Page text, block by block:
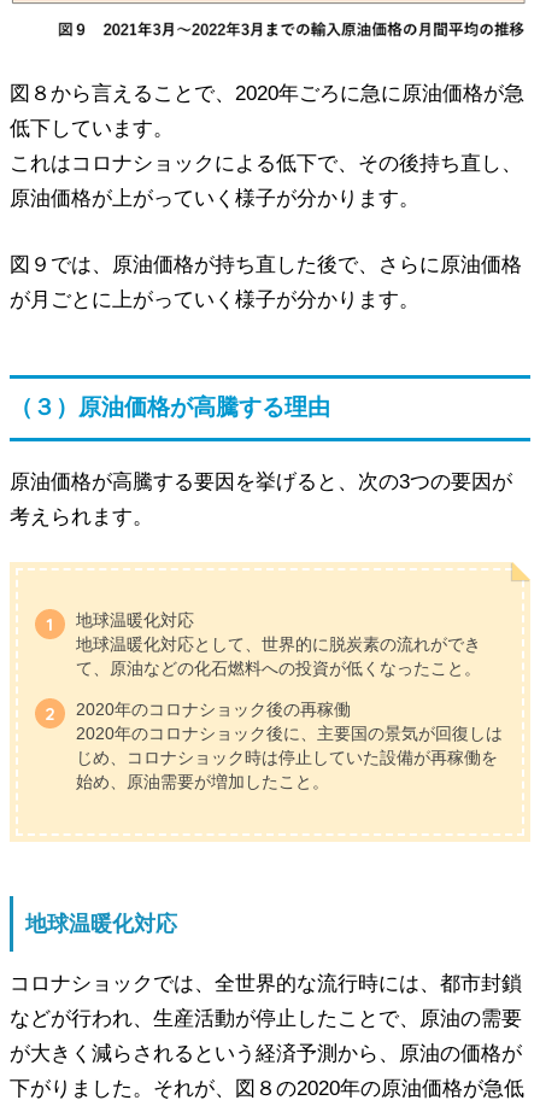
図８から言えることで、2020年ごろに急に原油価格が急
低下しています。
これはコロナショックによる低下で、その後持ち直し、
原油価格が上がっていく様子が分かります。
図９では、原油価格が持ち直した後で、さらに原油価格
が月ごとに上がっていく様子が分かります。
（３）原油価格が高騰する理由
原油価格が高騰する要因を挙げると、次の3つの要因が
考えられます。
地球温暖化対応
地球温暖化対応として、世界的に脱炭素の流れができ
て、原油などの化石燃料への投資が低くなったこと。
2020年のコロナショック後の再稼働
2020年のコロナショック後に、主要国の景気が回復しは
じめ、コロナショック時は停止していた設備が再稼働を
始め、原油需要が増加したこと。
地球温暖化対応
コロナショックでは、全世界的な流行時には、都市封鎖
などが行われ、生産活動が停止したことで、原油の需要
が大きく減らされるという経済予測から、原油の価格が
下がりました。それが、図８の2020年の原油価格が急低